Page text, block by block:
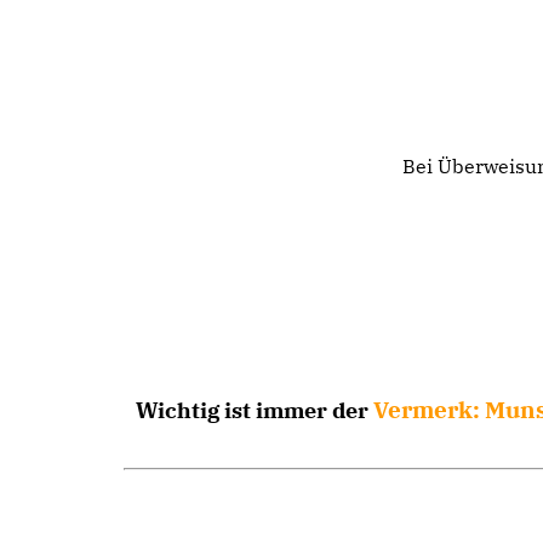
Bei
Wichtig ist immer derVermerk: